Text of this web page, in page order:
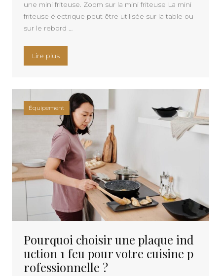
une mini friteuse. Zoom sur la mini friteuse La mini
friteuse électrique peut être utilisée sur la table ou
sur le rebord …
Lire plus« Pourquoi utiliser une mini friteuse ? »
Équipement
Pourquoi choisir une plaque ind
uction 1 feu pour votre cuisine p
rofessionnelle ?